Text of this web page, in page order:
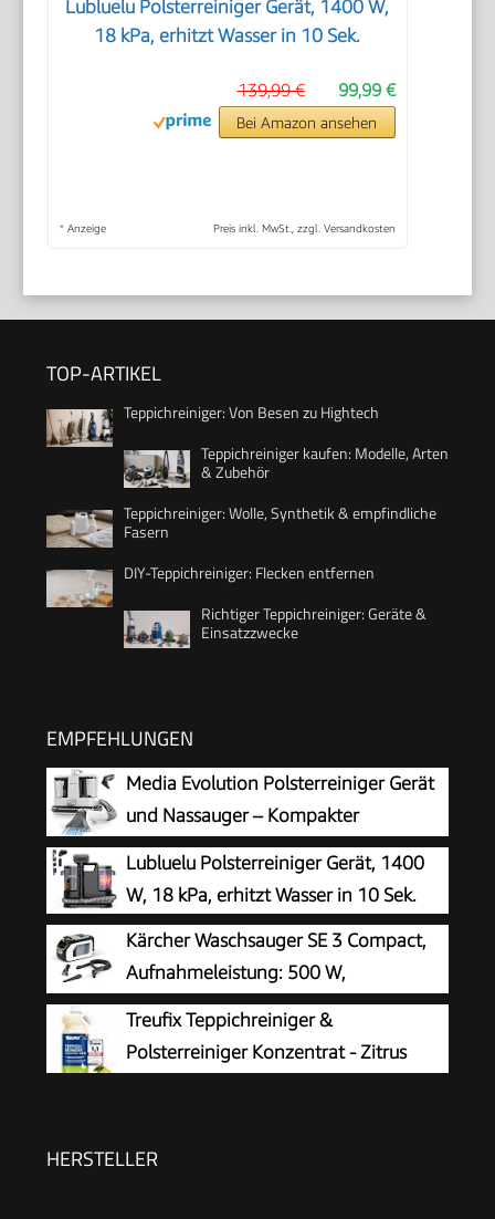
Lubluelu Polsterreiniger Gerät, 1400 W,
18 kPa, erhitzt Wasser in 10 Sek.
99,99 €
139,99 €
Bei Amazon ansehen
* Anzeige Preis inkl. MwSt., zzgl. Versandkosten
TOP-ARTIKEL
Teppichreiniger: Von Besen zu Hightech
Teppichreiniger kaufen: Modelle, Arten
& Zubehör
Teppichreiniger: Wolle, Synthetik & empfindliche
Fasern
DIY-Teppichreiniger: Flecken entfernen
Richtiger Teppichreiniger: Geräte &
Einsatzzwecke
EMPFEHLUNGEN
Media Evolution Polsterreiniger Gerät
und Nassauger – Kompakter
Teppichreiniger und Textilreiniger –
Waschsauger für Teppich, Polster Autositze &
Sofa
Lubluelu Polsterreiniger Gerät, 1400
W, 18 kPa, erhitzt Wasser in 10 Sek.
Kärcher Waschsauger SE 3 Compact,
Aufnahmeleistung: 500 W,
Frischwassertank: 1,7 l, Fläche: 2,76
m2, Gewicht: 4,1 kg, Sprühsaugschlauch,
Waschpolsterdüse und Waschfugendüse, Weiß
Treufix Teppichreiniger &
Polsterreiniger Konzentrat - Zitrus
HERSTELLER